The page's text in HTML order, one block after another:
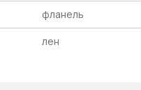
фланель
лен